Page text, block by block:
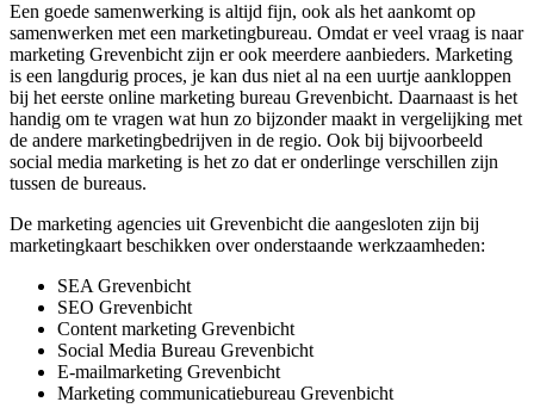
Een goede samenwerking is altijd fijn, ook als het aankomt op
samenwerken met een marketingbureau. Omdat er veel vraag is naar
marketing Grevenbicht zijn er ook meerdere aanbieders. Marketing
is een langdurig proces, je kan dus niet al na een uurtje aankloppen
bij het eerste online marketing bureau Grevenbicht. Daarnaast is het
handig om te vragen wat hun zo bijzonder maakt in vergelijking met
de andere marketingbedrijven in de regio. Ook bij bijvoorbeeld
social media marketing is het zo dat er onderlinge verschillen zijn
tussen de bureaus.
De marketing agencies uit Grevenbicht die aangesloten zijn bij
marketingkaart beschikken over onderstaande werkzaamheden:
SEA Grevenbicht
SEO Grevenbicht
Content marketing Grevenbicht
Social Media Bureau Grevenbicht
E-mailmarketing Grevenbicht
Marketing communicatiebureau Grevenbicht